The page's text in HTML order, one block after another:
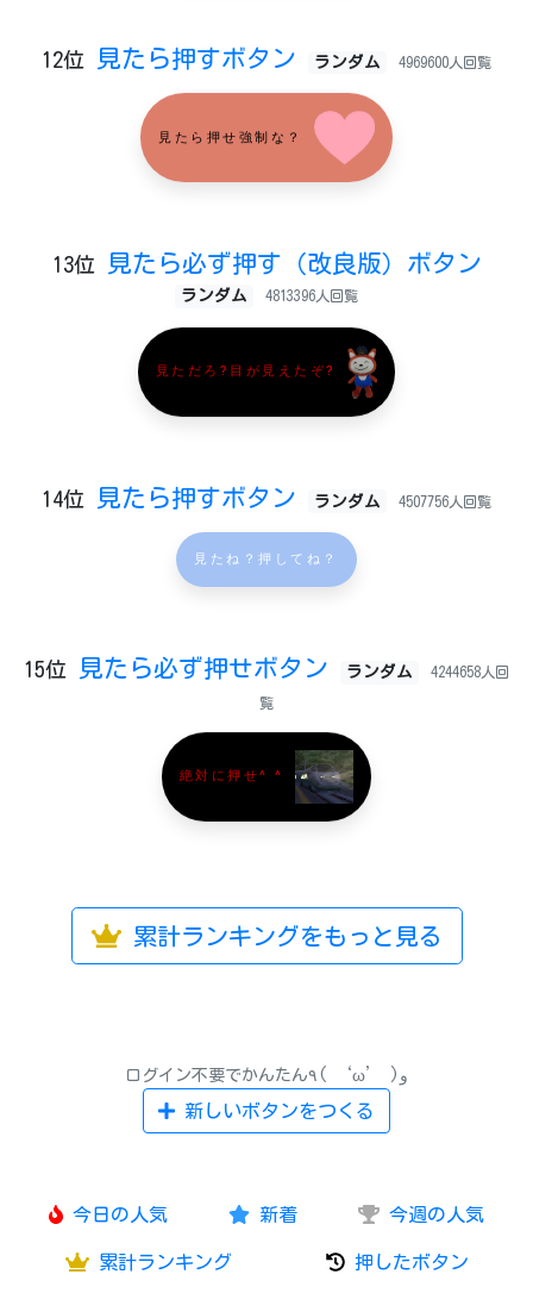
12位 見たら押すボタン ランダム 4969600人回覧
見たら押せ強制な？
13位 見たら必ず押す（改良版）ボタン
ランダム 4813396人回覧
見ただろ?目が見えたぞ?
14位 見たら押すボタン ランダム 4507756人回覧
見たね？押してね？
15位 見たら必ず押せボタン ランダム 4244658人回
覧
絶対に押せ^ ^
累計ランキングをもっと見る
ログイン不要でかんたん٩( ‘ω’ )و
新しいボタンをつくる
今日の人気 新着 今週の人気
累計ランキング 押したボタン